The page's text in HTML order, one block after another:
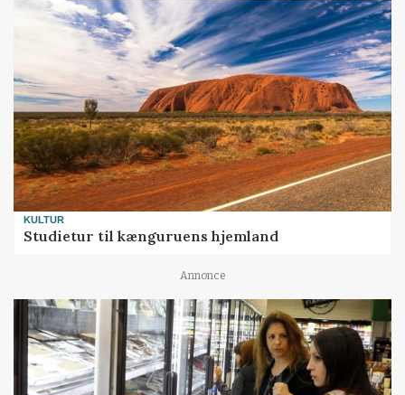
KULTUR
Studietur til kænguruens hjemland
Annonce